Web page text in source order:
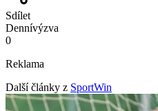
Sdílet
Dennívýzva
0
Reklama
Další články z SportWin